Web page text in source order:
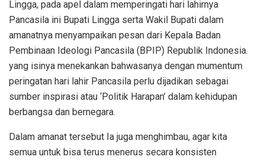
Lingga, pada apel dalam memperingati hari lahirnya
Pancasila ini Bupati Lingga serta Wakil Bupati dalam
amanatnya menyampaikan pesan dari Kepala Badan
Pembinaan Ideologi Pancasila (BPIP) Republik Indonesia.
yang isinya menekankan bahwasanya dengan mumentum
peringatan hari lahir Pancasila perlu dijadikan sebagai
sumber inspirasi atau ‘Politik Harapan’ dalam kehidupan
berbangsa dan bernegara.
Dalam amanat tersebut Ia juga menghimbau, agar kita
semua untuk bisa terus menerus secara konsisten